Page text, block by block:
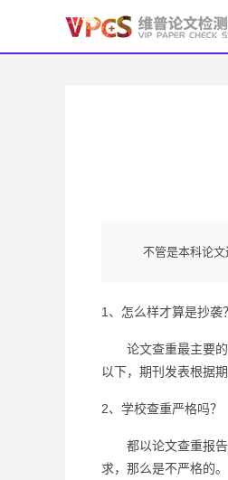
不管是本科论
1、怎么样才算是抄袭？
论文查重最主要的
以下，期刊发表根据
2、学校查重严格吗？
都以论文查重报告
求，那么是不严格的。